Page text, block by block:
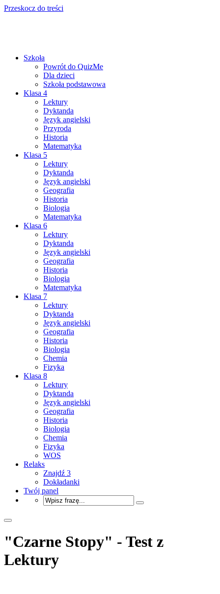
Przeskocz do treści
Szkoła
Powrót do QuizMe
Dla dzieci
Szkoła podstawowa
Klasa 4
Lektury
Dyktanda
Język angielski
Przyroda
Historia
Matematyka
Klasa 5
Lektury
Dyktanda
Język angielski
Geografia
Historia
Biologia
Matematyka
Klasa 6
Lektury
Dyktanda
Język angielski
Geografia
Historia
Biologia
Matematyka
Klasa 7
Lektury
Dyktanda
Język angielski
Geografia
Historia
Biologia
Chemia
Fizyka
Klasa 8
Lektury
Dyktanda
Język angielski
Geografia
Historia
Biologia
Chemia
Fizyka
WOS
Relaks
Znajdź 3
Dokładanki
Twój panel
"Czarne Stopy" - Test z
Lektury